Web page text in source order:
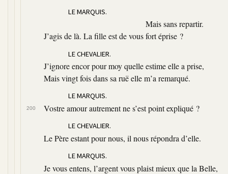
LE MARQUIS.
Mais sans repartir.
J’agis de là. La fille est de vous fort éprise ?
LE CHEVALIER.
J’ignore encor pour moy quelle estime elle a prise,
Mais vingt fois dans sa ruë elle m’a remarqué.
LE MARQUIS.
200 Vostre amour autrement ne s’est point expliqué ?
LE CHEVALIER.
Le Père estant pour nous, il nous répondra d’elle.
LE MARQUIS.
Je vous entens, l’argent vous plaist mieux que la Belle,